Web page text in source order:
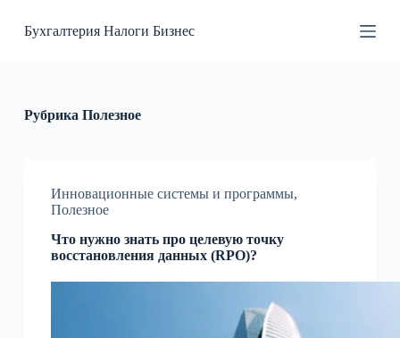
и
Бухгалтерия Налоги Бизнес
Рубрика Полезное
Инновационные системы и программы,
Полезное
Что нужно знать про целевую точку
восстановления данных (RPO)?